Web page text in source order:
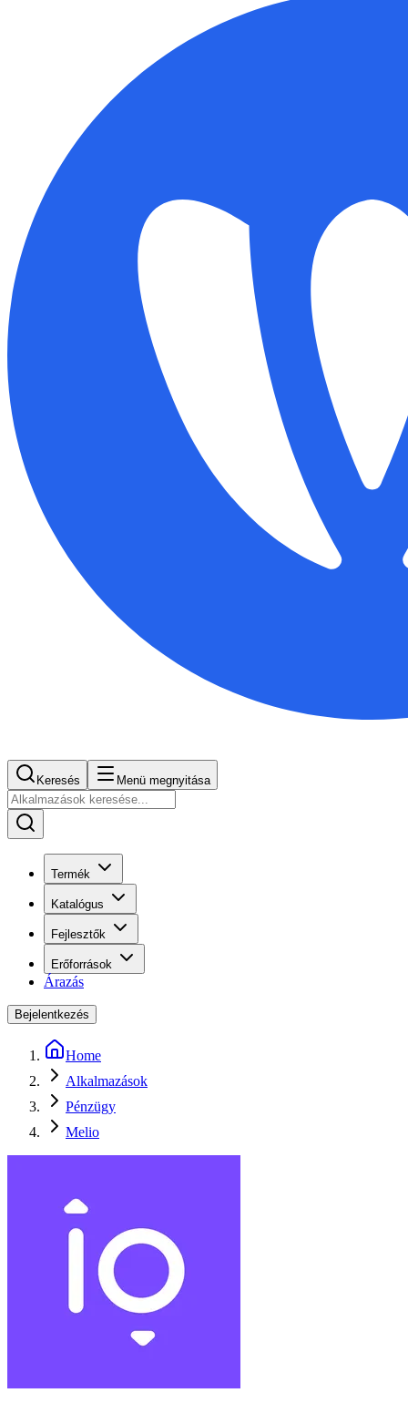
Keresés Menü megnyitása
Termék
Katalógus
Fejlesztők
Erőforrások
Árazás
Bejelentkezés
Home
Alkalmazások
Pénzügy
Melio